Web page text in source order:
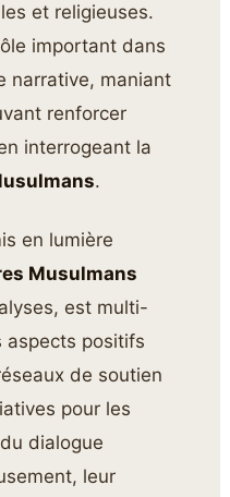
et religieuses.
important dans
narrative, maniant
renforcer
interrogeant la
.
en lumière
Musulmans
est multi-
aspects positifs
de soutien
pour les
dialogue
leur